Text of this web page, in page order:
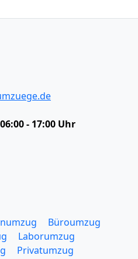
- 17:00 Uhr
Büroumzug
Laborumzug
Privatumzug